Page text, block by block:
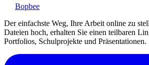
Bopbee
Der einfachste Weg, Ihre Arbeit online zu
Dateien hoch, erhalten Sie einen teilbaren
Portfolios, Schulprojekte und Präsentationen.